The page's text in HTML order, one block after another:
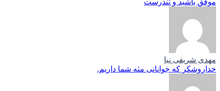
موفق باشید و تندرست
مهدی شریفی نیا
خداروشکر که جوانانی مثه شما داریم.